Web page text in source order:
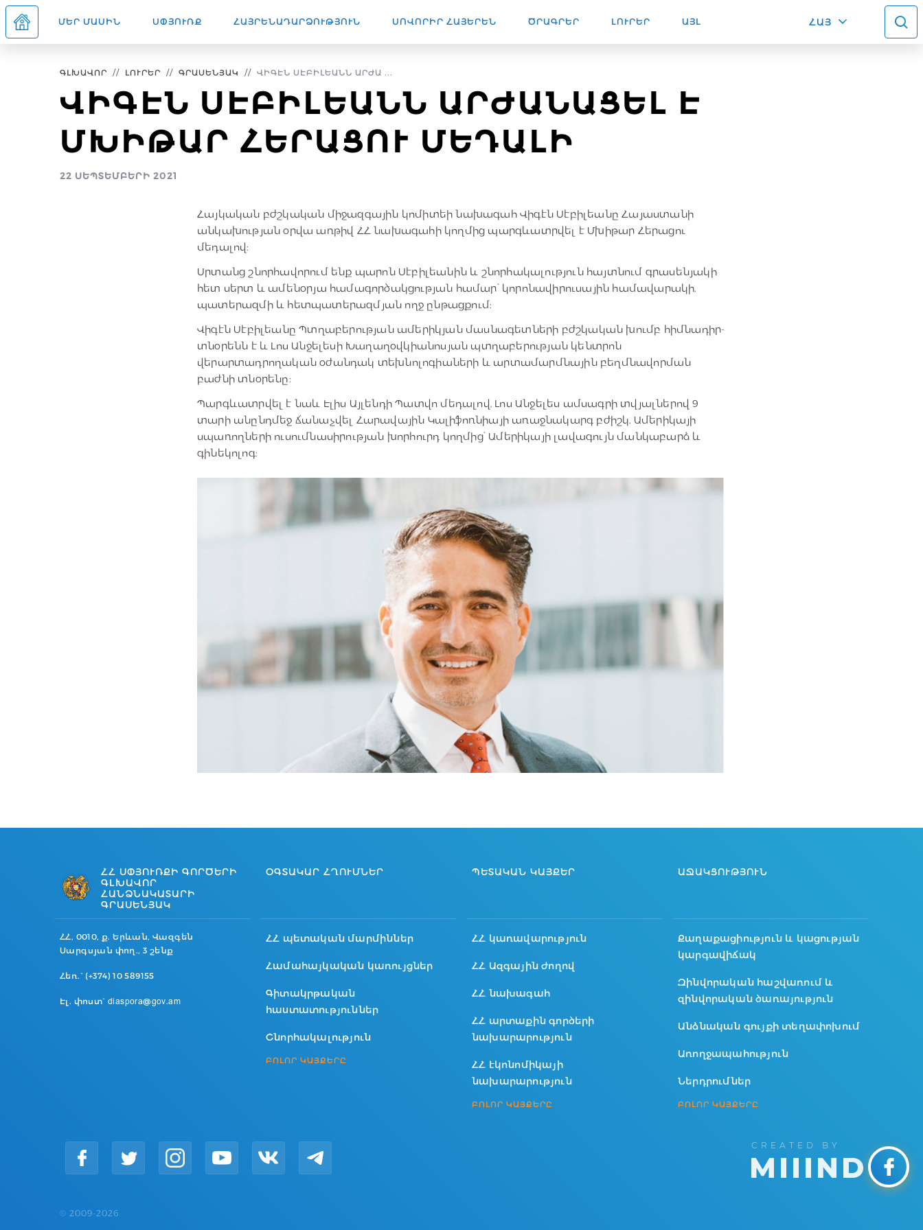
ՄԵՐ ՄԱՍԻՆ ՍՓՅՈՒՌՔ ՀԱՅՐԵՆԱԴԱՐՁՈՒԹՅՈՒՆ ՍՈՎՈՐԻՐ ՀԱՅԵՐԵՆ ԾՐԱԳՐԵՐ ԼՈՒՐԵՐ ԱՅԼ ՀԱՅ
ԳԼԽԱՎՈՐ ԼՈՒՐԵՐ ԳՐԱՍԵՆՅԱԿ ՎԻԳԷՆ ՍԷԲԻԼԵԱՆՆ ԱՐԺԱ ...
ՎԻԳԷՆ ՍԷԲԻԼԵԱՆՆ ԱՐԺԱՆԱՑԵԼ Է
ՄԽԻԹԱՐ ՀԵՐԱՑՈՒ ՄԵԴԱԼԻ
22 ՍԵՊՏԵՄԲԵՐԻ 2021
Հայկական բժշկական միջազգային կոմիտեի նախագահ Վիգէն Սէբիլեանը Հայաստանի
անկախության օրվա առթիվ ՀՀ նախագահի կողմից պարգևատրվել է Մխիթար Հերացու
մեդալով:
Սրտանց շնորհավորում ենք պարոն Սէբիլեանին և շնորհակալություն հայտնում գրասենյակի
հետ սերտ և ամենօրյա համագործակցության համար՝ կորոնավիրուսային համավարակի,
պատերազմի և հետպատերազմյան ողջ ընթացքում:
Վիգէն Սէբիլեանը Պտղաբերության ամերիկյան մասնագետների բժշկական խումբ հիմնադիր-
տնօրենն է և Լոս Անջելեսի Խաղաղօվկիանոսյան պտղաբերության կենտրոն
վերարտադրողական օժանդակ տեխնոլոգիաների և արտամարմնային բեղմնավորման
բաժնի տնօրենը:
Պարգևատրվել է նաև Էլիս Այլենդի Պատվո մեդալով, Լոս Անջելես ամսագրի տվյալներով 9
տարի անընդմեջ ճանաչվել Հարավային Կալիֆոռնիայի առաջնակարգ բժիշկ, Ամերիկայի
սպառողների ուսումնասիրության խորհուրդ կողմից՝ Ամերիկայի լավագույն մանկաբարձ և
գինեկոլոգ:
ՀՀ ՍՓՅՈՒՌՔԻ ԳՈՐԾԵՐԻ
ԳԼԽԱՎՈՐ
ՀԱՆՁՆԱԿԱՏԱՐԻ
ԳՐԱՍԵՆՅԱԿ
ՀՀ, 0010, ք. Երևան, Վազգեն
Սարգսյան փող., 3 շենք
Հեռ.` (+374) 10 589155
Էլ. փոստ` diaspora@gov.am
ՕԳՏԱԿԱՐ ՀՂՈՒՄՆԵՐ
ՀՀ պետական մարմիններ
Համահայկական կառույցներ
Գիտակրթական
հաստատություններ
Շնորհակալություն
ԲՈԼՈՐ ԿԱՅՔԵՐԸ
ՊԵՏԱԿԱՆ ԿԱՅՔԵՐ
ՀՀ կառավարություն
ՀՀ Ազգային ժողով
ՀՀ նախագահ
ՀՀ արտաքին գործերի
նախարարություն
ՀՀ էկոնոմիկայի
նախարարություն
ԲՈԼՈՐ ԿԱՅՔԵՐԸ
ԱՋԱԿՑՈՒԹՅՈՒՆ
Քաղաքացիություն և կացության
կարգավիճակ
Զինվորական հաշվառում և
զինվորական ծառայություն
Անձնական գույքի տեղափոխում
Առողջապահություն
Ներդրումներ
ԲՈԼՈՐ ԿԱՅՔԵՐԸ
CREATED BY
© 2009-2026